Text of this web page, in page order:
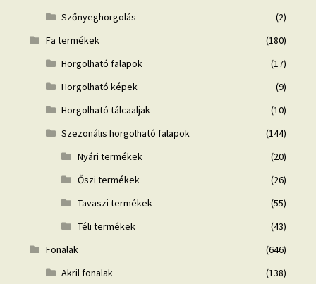
Szőnyeghorgolás
(2)
Fa termékek
(180)
Horgolható falapok
(17)
Horgolható képek
(9)
Horgolható tálcaaljak
(10)
Szezonális horgolható falapok
(144)
Nyári termékek
(20)
Őszi termékek
(26)
Tavaszi termékek
(55)
Téli termékek
(43)
Fonalak
(646)
Akril fonalak
(138)